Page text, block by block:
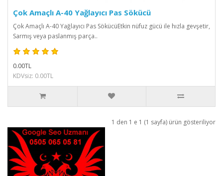
Çok Amaçlı A-40 Yağlayıcı Pas Sökücü
Çok Amaçlı A-40 Yağlayıcı Pas SökücüEtkin nüfuz gücü ile hızla gevşetir,
Sarmış veya paslanmış parça..
0.00TL
KDVsiz: 0.00TL
1 den 1 e 1 (1 sayfa) ürün gösteriliyor